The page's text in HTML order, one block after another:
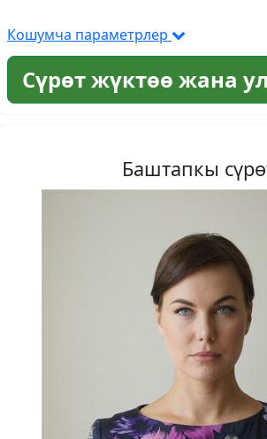
Кошумча параметрлер
Сүрөт жүктөө жана
Баштапкы